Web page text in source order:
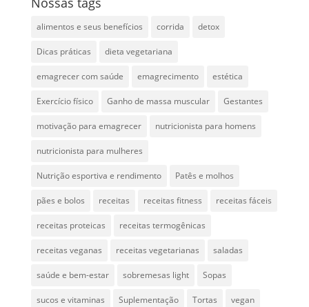
alimentos e seus benefícios corrida detox
Dicas práticas dieta vegetariana
emagrecer com saúde emagrecimento estética
Exercício físico Ganho de massa muscular Gestantes
motivação para emagrecer nutricionista para homens
nutricionista para mulheres
Nutrição esportiva e rendimento Patês e molhos
pães e bolos receitas receitas fitness receitas fáceis
receitas proteicas receitas termogênicas
receitas veganas receitas vegetarianas saladas
saúde e bem-estar sobremesas light Sopas
sucos e vitaminas Suplementação Tortas vegan